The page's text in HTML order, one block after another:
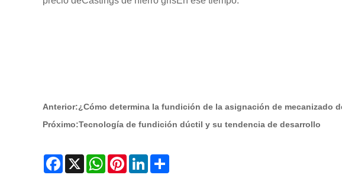
Anterior:¿Cómo determina la fundición de la asignación de mecanizado
Próximo:Tecnología de fundición dúctil y su tendencia de desarrollo
Facebook
X WhatsAppPinterestLinkedIn